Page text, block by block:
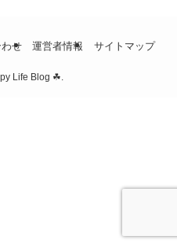
せ 運営者情報 サイトマップ
Life Blog ☘.